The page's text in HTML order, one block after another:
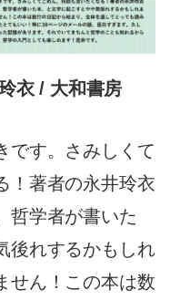
衣 / 大和書房
です。さみしくて
！著者の永井玲衣
哲学者が書いた
後れするかもしれ
せん！この本は数